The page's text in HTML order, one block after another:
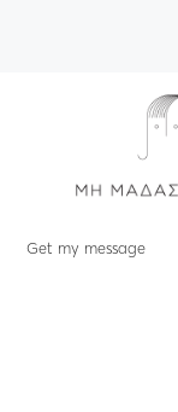
Get my message